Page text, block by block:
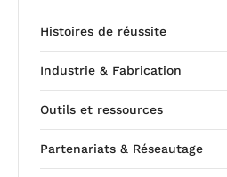
Histoires de réussite
Industrie & Fabrication
Outils et ressources
Partenariats & Réseautage